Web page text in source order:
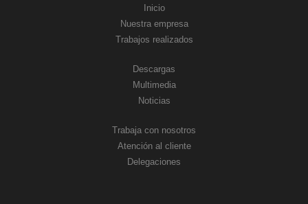
Inicio
Nuestra empresa
Trabajos realizados
Descargas
Multimedia
Noticias
Trabaja con nosotros
Atención al cliente
Delegaciones